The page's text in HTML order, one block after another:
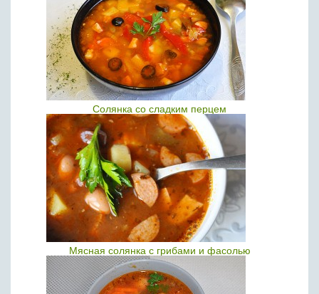
Солянка со сладким перцем
Мясная солянка с грибами и фасолью